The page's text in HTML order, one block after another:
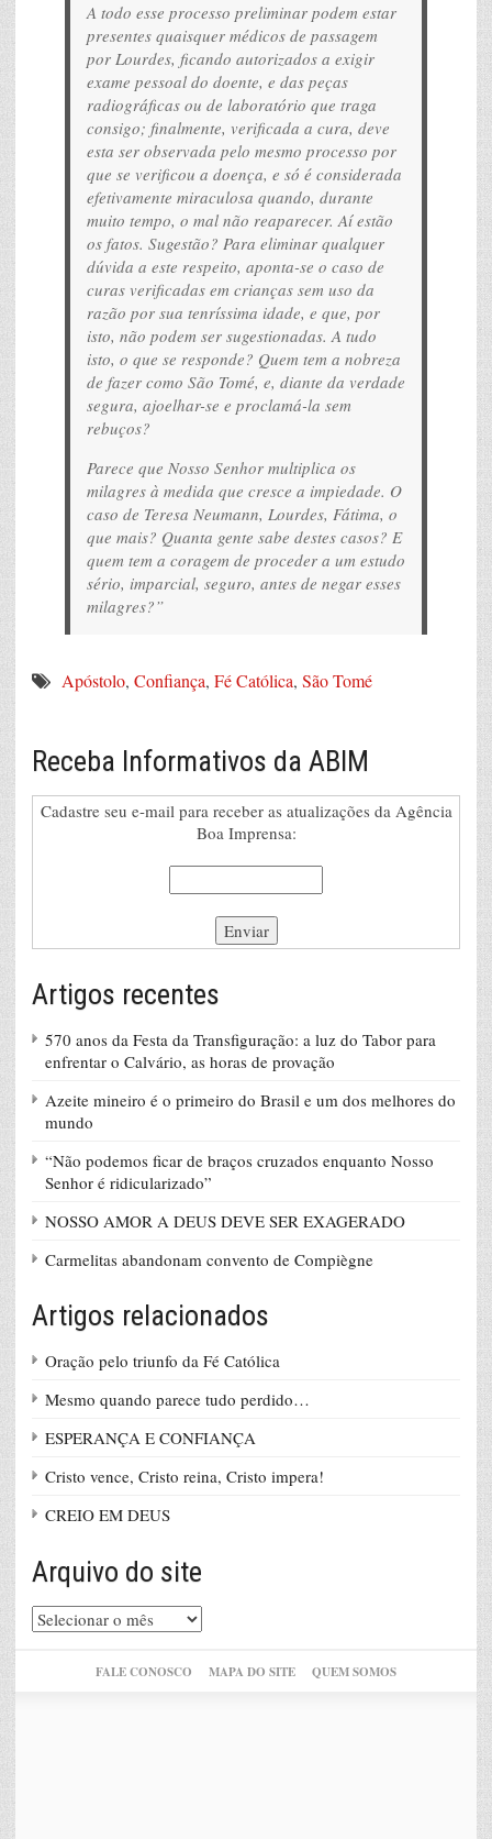
A todo esse processo preliminar podem estar
presentes quaisquer médicos de passagem
por Lourdes, ficando autorizados a exigir
exame pessoal do doente, e das peças
radiográficas ou de laboratório que traga
consigo; finalmente, verificada a cura, deve
esta ser observada pelo mesmo processo por
que se verificou a doença, e só é considerada
efetivamente miraculosa quando, durante
muito tempo, o mal não reaparecer. Aí estão
os fatos. Sugestão? Para eliminar qualquer
dúvida a este respeito, aponta-se o caso de
curas verificadas em crianças sem uso da
razão por sua tenríssima idade, e que, por
isto, não podem ser sugestionadas. A tudo
isto, o que se responde? Quem tem a nobreza
de fazer como São Tomé, e, diante da verdade
segura, ajoelhar-se e proclamá-la sem
rebuços?
Parece que Nosso Senhor multiplica os
milagres à medida que cresce a impiedade. O
caso de Teresa Neumann, Lourdes, Fátima, o
que mais? Quanta gente sabe destes casos? E
quem tem a coragem de proceder a um estudo
sério, imparcial, seguro, antes de negar esses
milagres?”
Apóstolo, Confiança, Fé Católica, São Tomé
Receba Informativos da ABIM
Cadastre seu e-mail para receber as atualizações da Agência
Boa Imprensa:
Artigos recentes
570 anos da Festa da Transfiguração: a luz do Tabor para
enfrentar o Calvário, as horas de provação
Azeite mineiro é o primeiro do Brasil e um dos melhores do
mundo
“Não podemos ficar de braços cruzados enquanto Nosso
Senhor é ridicularizado”
NOSSO AMOR A DEUS DEVE SER EXAGERADO
Carmelitas abandonam convento de Compiègne
Artigos relacionados
Oração pelo triunfo da Fé Católica
Mesmo quando parece tudo perdido…
ESPERANÇA E CONFIANÇA
Cristo vence, Cristo reina, Cristo impera!
CREIO EM DEUS
Arquivo do site
Arquivo
do
FALE CONOSCO MAPA DO SITE QUEM SOMOS